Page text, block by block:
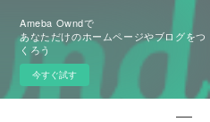
Ameba Owndで
あなただけのホームページやブログをつ
くろう
今すぐ試す